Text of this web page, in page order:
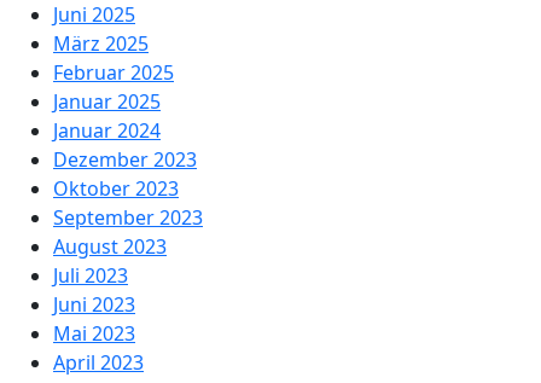
Juni 2025
März 2025
Februar 2025
Januar 2025
Januar 2024
Dezember 2023
Oktober 2023
September 2023
August 2023
Juli 2023
Juni 2023
Mai 2023
April 2023